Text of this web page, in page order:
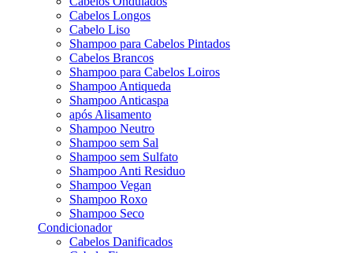
Cabelos Longos
Cabelo Liso
Shampoo para Cabelos Pintados
Cabelos Brancos
Shampoo para Cabelos Loiros
Shampoo Antiqueda
Shampoo Anticaspa
após Alisamento
Shampoo Neutro
Shampoo sem Sal
Shampoo sem Sulfato
Shampoo Anti Residuo
Shampoo Vegan
Shampoo Roxo
Shampoo Seco
Condicionador
Cabelos Danificados